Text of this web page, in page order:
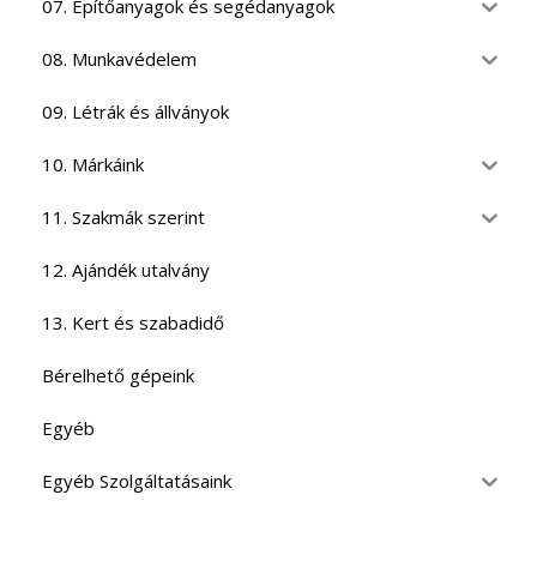
07. Építőanyagok és segédanyagok
08. Munkavédelem
09. Létrák és állványok
10. Márkáink
11. Szakmák szerint
12. Ajándék utalvány
13. Kert és szabadidő
Bérelhető gépeink
Egyéb
Egyéb Szolgáltatásaink